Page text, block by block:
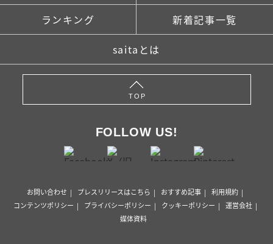
ランキング 新着記事一覧
saitaとは
TOP
FOLLOW US!
お問い合わせ プレスリリースはこちら おすすめ記事
利用規約
コンテンツポリシー
プライバシーポリシー クッキーポリシー
運営会社
媒体資料